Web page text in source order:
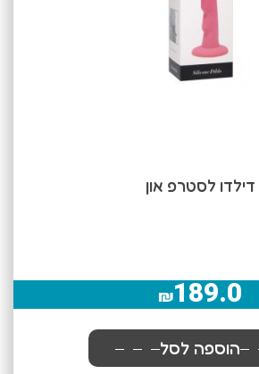
דילדו לסטרפ און
₪189.0
הוספה לסל